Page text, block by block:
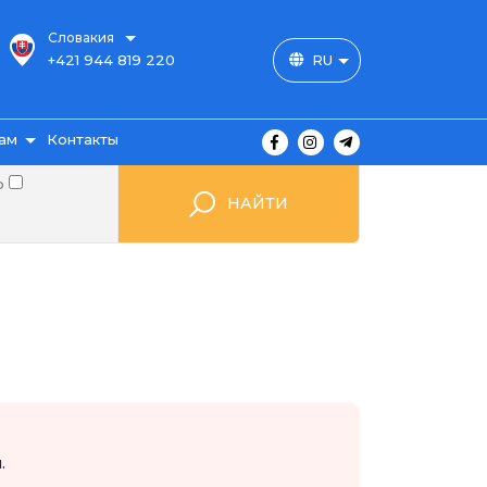
Словакия
+421 944 819 220 RU
Контакты
НАЙТИ